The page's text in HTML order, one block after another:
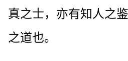
真之士，亦有知人之
之道也。